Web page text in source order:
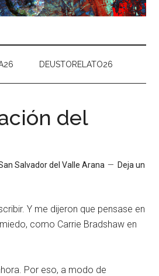
DEUSTORELATO26
del
Salvador del Valle Arana
Deja un
Y me dijeron que pensase en
como Carrie Bradshaw en
Por eso, a modo de